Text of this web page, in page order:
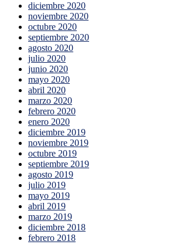
diciembre 2020
noviembre 2020
octubre 2020
septiembre 2020
agosto 2020
julio 2020
junio 2020
mayo 2020
abril 2020
marzo 2020
febrero 2020
enero 2020
diciembre 2019
noviembre 2019
octubre 2019
septiembre 2019
agosto 2019
julio 2019
mayo 2019
abril 2019
marzo 2019
diciembre 2018
febrero 2018